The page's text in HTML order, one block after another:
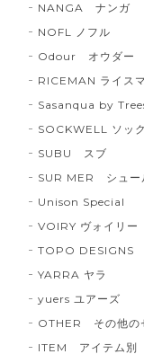
NANGA ナンガ
NOFL ノフル
Odour オウダー
RICEMAN ライス
Sasanqua by
SOCKWELL ソッ
SUBU スブ
SUR MER シュー
Unison Special
VOIRY ヴォイリー
TOPO DESIGNS
YARRA ヤラ
yuers ユアーズ
OTHER その他の
ITEM アイテム別